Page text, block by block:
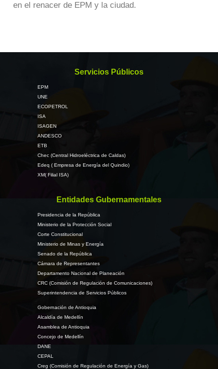
en el renacer de EPM y la ciudad.
Servicios Públicos
EPM
UNE
ECOPETROL
ISA
ISAGEN
ANDESCO
ETB
Chec (Central Hidroeléctrica de Caldas)
Edeq ( Empresa de Energía del Quindio)
XM( Filial ISA)
Entidades Gubernamentales
Presidencia de la República
Ministerio de la Protección Social
Corte Constitucional
Ministerio de Minas y Energía
Senado de la República
Cámara de Representantes
Departamento Nacional de Planeación
CRC (Comisión de Regulación de Comunicaciones)
Superintendencia de Servicios Públicos
Gobernación de Antioquia
Alcaldía de Medellín
Asamblea de Antioquia
Concejo de Medellín
DANE
CEPAL
Creg (Comisión de Regulación de Energía y Gas)